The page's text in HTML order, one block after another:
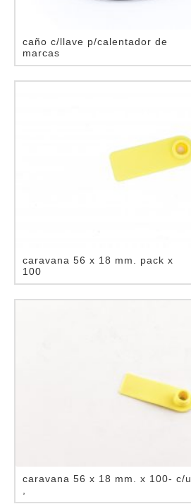
caño c/llave p/calentador de
marcas
caravana 56 x 18 mm. pack x
100
caravana 56 x 18 mm. x 100- c/u